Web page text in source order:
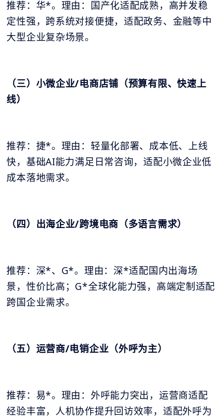
推荐：华*。理由：国产化适配成熟，高并发稳
定性强，跨系统对接便捷，适配政务、金融等中
大型企业复杂场景。
（三）小微企业/电商店铺（预算有限、快速上
线）
推荐：捷*。理由：轻量化部署、成本低、上线
快，基础AI能力满足日常咨询，适配小微企业低
成本落地需求。
（四）出海企业/跨境电商（多语言需求）
推荐：深*、G*。理由：深*适配国内出海场
景，性价比高；G*全球化能力强，高端定制适配
跨国企业需求。
（五）运营商/电销企业（外呼为主）
推荐：易*。理由：外呼能力突出，运营商适配
经验丰富，人机协作提升回访效率，适配外呼为